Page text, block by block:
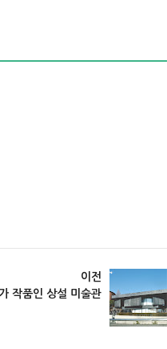
이전
작품인 상설 미술관